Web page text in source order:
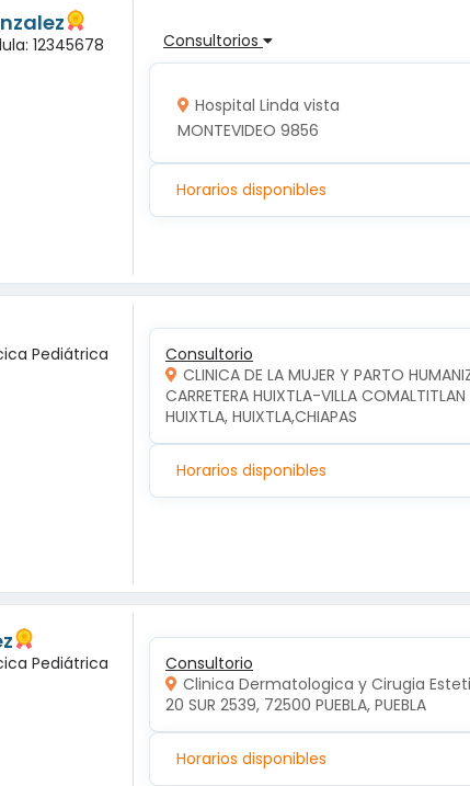
12345678 Consultorios
Hospital Linda vista
MONTEVIDEO 9856
Horarios disponibles
Pediátrica
Consultorio
CLINICA DE LA MUJER Y PARTO
CARRETERA HUIXTLA-VILLA
HUIXTLA, HUIXTLA,CHIAPAS
Horarios disponibles
Pediátrica
Consultorio
Clinica Dermatologica y Cirugia
20 SUR 2539, 72500 PUEBLA, PUEBLA
Horarios disponibles